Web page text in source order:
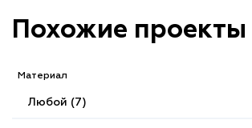
Похожие проекты
Материал
Любой (7)